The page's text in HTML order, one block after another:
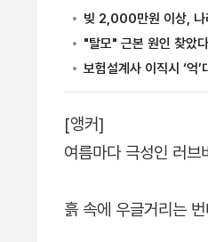
[앵커]
여름마다 극성인 러브
흙 속에 우글거리는